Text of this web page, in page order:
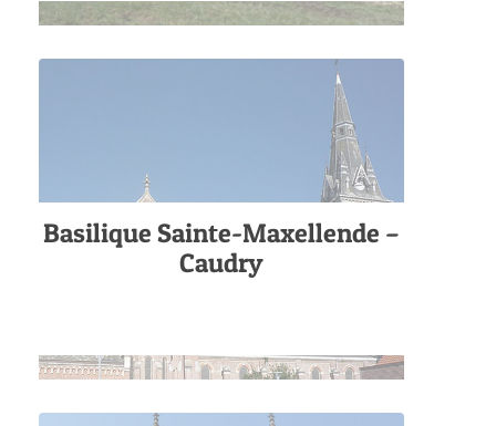
Basilique Sainte-Maxellende –
Caudry